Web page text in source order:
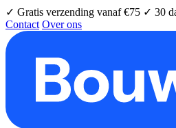
✓ Gratis verzending vanaf €75 ✓ 30
Contact Over ons